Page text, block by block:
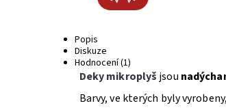
Popis
Diskuze
Hodnocení (1)
Deky mikroplyš jsou
Barvy, ve kterých byly